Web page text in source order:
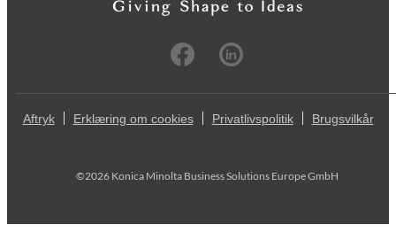
Aftryk Erklæring om cookies Privatlivspolitik Brugsvilkår
©2026 Konica Minolta Business Solutions Europe GmbH